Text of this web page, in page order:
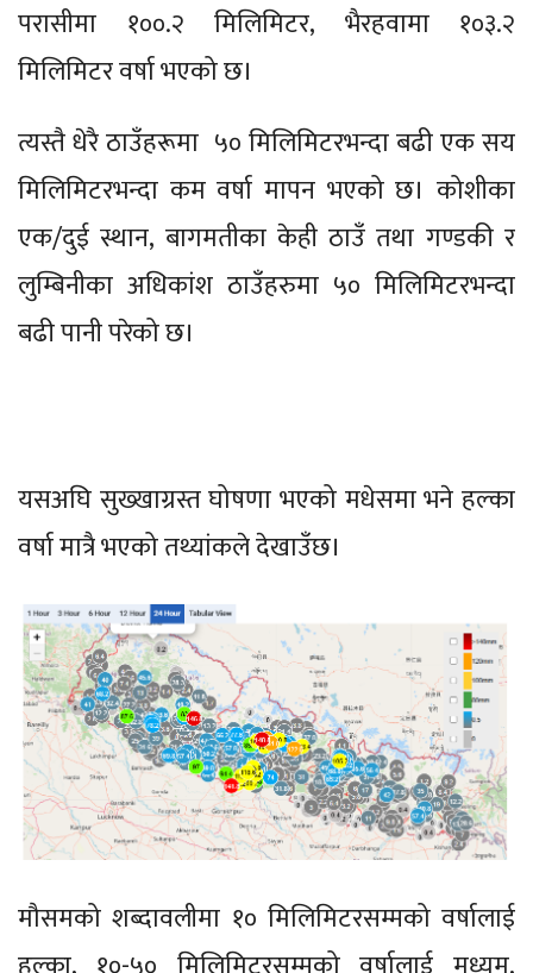
परासीमा १००.२ मिलिमिटर, भैरहवामा १०३.२
मिलिमिटर वर्षा भएको छ।
त्यस्तै धेरै ठाउँहरूमा ५० मिलिमिटरभन्दा बढी एक सय
मिलिमिटरभन्दा कम वर्षा मापन भएको छ। कोशीका
एक/दुई स्थान, बागमतीका केही ठाउँ तथा गण्डकी र
लुम्बिनीका अधिकांश ठाउँहरुमा ५० मिलिमिटरभन्दा
बढी पानी परेको छ।
यसअघि सुख्खाग्रस्त घोषणा भएको मधेसमा भने हल्का
वर्षा मात्रै भएको तथ्यांकले देखाउँछ।
मौसमको शब्दावलीमा १० मिलिमिटरसम्मको वर्षालाई